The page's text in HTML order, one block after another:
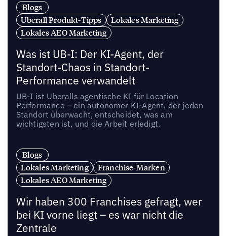
Blogs
Uberall Produkt-Tipps
Lokales Marketing
Lokales AEO Marketing
Was ist UB-I: Der KI-Agent, der
Standort-Chaos in Standort-
Performance verwandelt
UB-I ist Uberalls agentische KI für Location
Performance – ein autonomer KI-Agent, der jeden
Standort überwacht, entscheidet, was am
wichtigsten ist, und die Arbeit erledigt.
Blogs
Lokales Marketing
Franchise-Marken
Lokales AEO Marketing
Wir haben 300 Franchises gefragt, wer
bei KI vorne liegt – es war nicht die
Zentrale